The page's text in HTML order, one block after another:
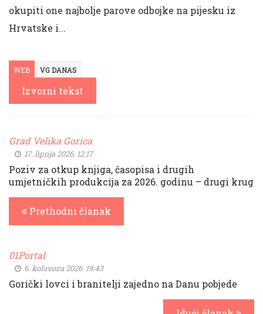
okupiti one najbolje parove odbojke na pijesku iz
Hrvatske i...
WEB VG DANAS
Izvorni tekst
Grad Velika Gorica
17. lipnja 2026. 12:17
Poziv za otkup knjiga, časopisa i drugih
umjetničkih produkcija za 2026. godinu – drugi krug
Prethodni članak
01Portal
6. kolovoza 2026. 19:43
Gorički lovci i branitelji zajedno na Danu pobjede